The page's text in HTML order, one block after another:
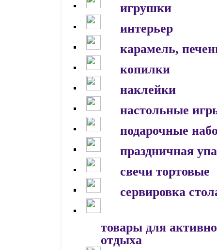
игрушки
интерьер
карамель,
копилки
наклейки
настольные
подарочные
праздничная
свечи тортовые
сервировка
товары для
отдыха